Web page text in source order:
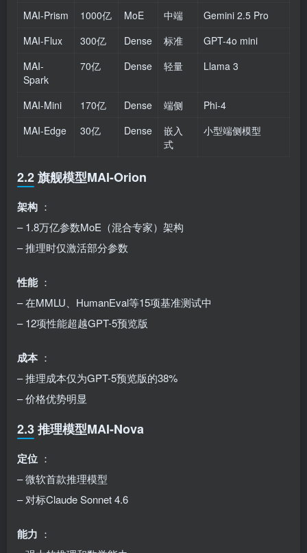
MAI-Prism
1000亿 MoE 中端
Gemini 2.5 Pro
MAI-Flux
300亿 Dense 标准
GPT-4o mini
MAI-
Spark
70亿 Dense 轻量 Llama 3
MAI-Mini 170亿 Dense 端侧
Phi-4
MAI-Edge
30亿 Dense
嵌入
式
小型端侧模型
2.2 旗舰模型MAI-Orion
架构 ：
– 1.8万亿参数MoE（混合专家）架构
– 推理时仅激活部分参数
性能 ：
– 在MMLU、HumanEval等15项基准测试中
– 12项性能超越GPT-5预览版
成本 ：
– 推理成本仅为GPT-5预览版的38%
– 价格优势明显
2.3 推理模型MAI-Nova
定位 ：
– 微软首款推理模型
– 对标Claude Sonnet 4.6
能力 ：